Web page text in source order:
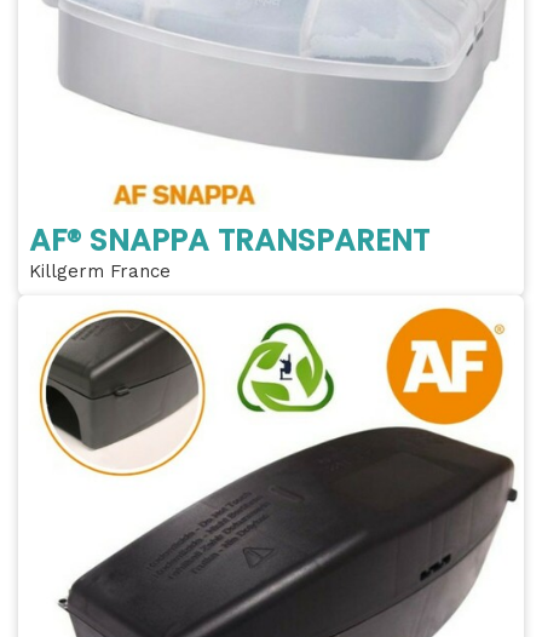
AF® SNAPPA TRANSPARENT
Killgerm France